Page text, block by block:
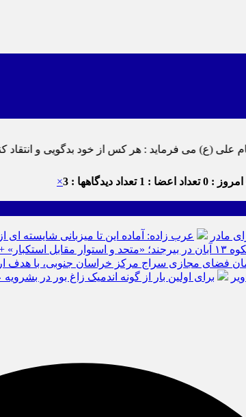
از خود بدگویی و انتقاد کند٬ خود را اصلاح کرده و هر کس خودستایی نماید٬ پس به تحقیق خویش را تباه نموده است.
: 0 تعداد اعضا : 1 تعداد دیدگاهها : 3 ×
مادر
عرب زاده: آماده این تا میزبانی شایسته
+ تصاویر
فضای مجازی سراج مرکز خراسان جنوبی، با هدف
برای اولین بار از گونه اندمیک زاغ بور در